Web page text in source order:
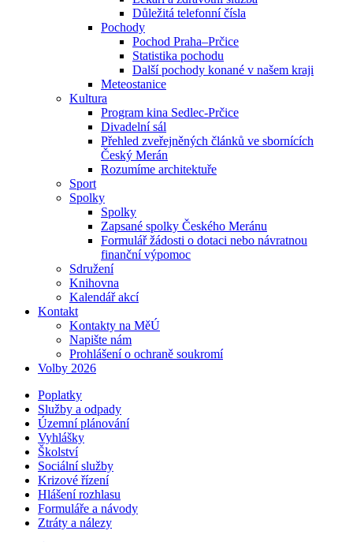
Důležitá telefonní čísla
Pochody
Pochod Praha–Prčice
Statistika pochodu
Další pochody konané v našem kraji
Meteostanice
Kultura
Program kina Sedlec-Prčice
Divadelní sál
Přehled zveřejněných článků ve sbornících
Český Merán
Rozumíme architektuře
Sport
Spolky
Spolky
Zapsané spolky Českého Meránu
Formulář žádosti o dotaci nebo návratnou
finanční výpomoc
Sdružení
Knihovna
Kalendář akcí
Kontakt
Kontakty na MěÚ
Napište nám
Prohlášení o ochraně soukromí
Volby 2026
Poplatky
Služby a odpady
Územní plánování
Vyhlášky
Školství
Sociální služby
Krizové řízení
Hlášení rozhlasu
Formuláře a návody
Ztráty a nálezy